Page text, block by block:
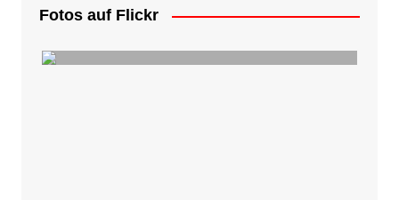
Fotos auf Flickr